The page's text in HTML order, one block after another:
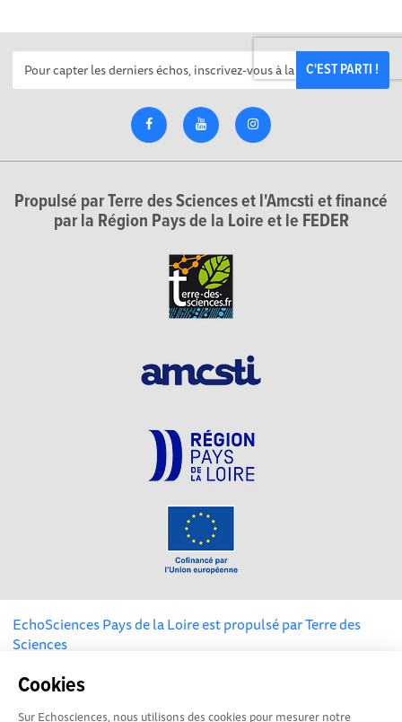
Cookies
Sur Echosciences, nous utilisons des cookies pour mesurer notre
C'EST PARTI !
Propulsé par Terre des Sciences et l'Amcsti et financé
par la Région Pays de la Loire et le FEDER
EchoSciences Pays de la Loire est propulsé parTerre des
Sciences
Mentions légales
|Ligne éditoriale